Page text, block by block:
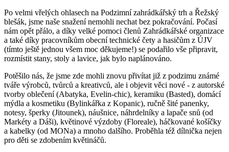
Po velmi vřelých ohlasech na Podzimní zahrádkářský trh a Řežský
blešák, jsme naše snažení nemohli nechat bez pokračování. Počasí
nám opět přálo, a díky velké pomoci členů Zahrádkářské organizace
a také díky pracovníkům obecní technické čety a hasičům z ÚJV
(tímto ještě jednou všem moc děkujeme!) se podařilo vše připravit,
rozmístit stany, stoly a lavice, jak bylo naplánováno.
Potěšilo nás, že jsme zde mohli znovu přivítat již z podzimu známé
tváře výrobců, tvůrců a kreativců, ale i objevit věci nové - z autorské
tvorby oblečení (Abatyka, Evelin-chic), keramiku (Basted), domácí
mýdla a kosmetiku (Bylinkářka z Kopanic), ručně šité panenky,
notesy, šperky (Jitounek), náušnice, náhrdelníky a lapače snů (od
Markéty a Dáši), květinové výzdoby (Floreale), háčkované košíčky
a kabelky (od MONa) a mnoho dalšího. Proběhla též dílnička nejen
pro děti se zdobením květináčů.